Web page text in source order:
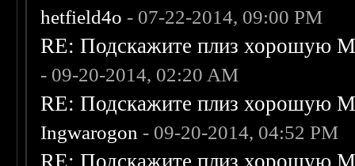
hetfield4o - 07-22-2014, 09:00 PM
RE: Подскажите плиз хорошую
- 09-20-2014, 02:20 AM
RE: Подскажите плиз хорошую
Ingwarogon - 09-20-2014, 04:52 PM